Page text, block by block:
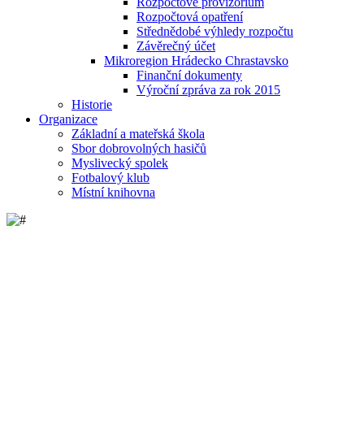
Rozpočtová opatření
Střednědobé výhledy rozpočtu
Závěrečný účet
Mikroregion Hrádecko Chrastavsko
Finanční dokumenty
Výroční zpráva za rok 2015
Historie
Organizace
Základní a mateřská škola
Sbor dobrovolných hasičů
Myslivecký spolek
Fotbalový klub
Místní knihovna